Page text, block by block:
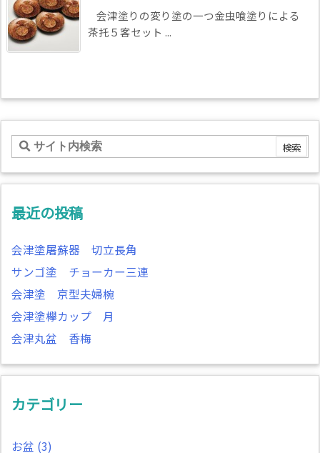
会津塗りの変り塗の一つ金虫喰塗りによる
茶托５客セット ...
最近の投稿
会津塗屠蘇器 切立長角
サンゴ塗 チョーカー三連
会津塗 京型夫婦椀
会津塗欅カップ 月
会津丸盆 香梅
カテゴリー
お盆 (3)